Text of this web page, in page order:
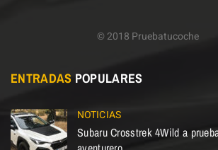
© 2018 Pruebatucoche
ENTRADAS POPULARES
NOTICIAS
Subaru Crosstrek 4Wild a